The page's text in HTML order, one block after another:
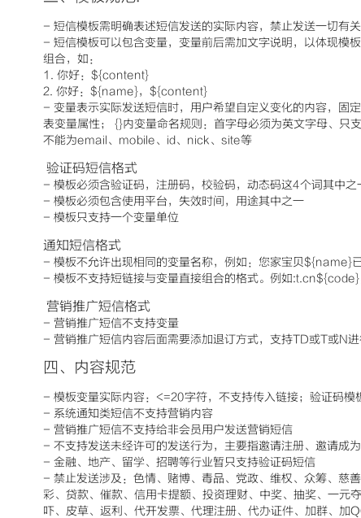
- 短信模板需明确表述短信发送的实际内容，禁止发送一切有
- 短信模板可以包含变量，变量前后需加文字说明，以体现模
组合，如：
1. 你好：${content}
2. 你好：${name}，${content}
- 变量表示实际发送短信时，用户希望自定义变化的内容，
表变量属性； {}内变量命名规则：首字母必须为英文字母、只
不能为email、mobile、id、nick、site等
验证码短信格式
- 模板必须含验证码，注册码，校验码，动态码这4个词其中之
- 模板必须包含使用平台，失效时间，用途其中之一
- 模板只支持一个变量单位
通知短信格式
- 模板不允许出现相同的变量名称，例如：您家宝贝${name}
- 模板不支持短链接与变量直接组合的格式。例如
营销推广短信格式
- 营销推广短信不支持变量
- 营销推广短信内容后面需要添加退订方式，支持TD或T或N
四、内容规范
- 模板变量实际内容：<=20字符，不支持传入链接；验证码模
- 系统通知类短信不支持营销内容
- 营销推广短信不支持给非会员用户发送营销短信
- 不支持发送未经许可的发送行为，主要指邀请注册、邀请成
- 金融、地产、留学、招聘等行业暂只支持验证码短信
- 禁止发送涉及：色情、赌博、毒品、党政、维权、众筹、慈
彩、贷款、催款、信用卡提额、投资理财、中奖、抽奖、一元
吓、皮草、返利、代开发票、代理注册、代办证件、加群、加